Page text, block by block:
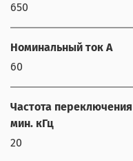
650
Номинальный ток А
60
Частота переключения
мин. кГц
20